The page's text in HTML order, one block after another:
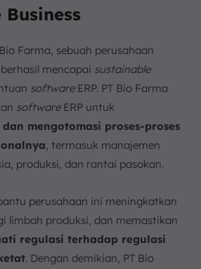
Farma, sebuah perusahaan
mencapai sustainable
softwareERP. PT Bio Farma
softwareERP untuk
mengotomasi proses-proses
, termasuk manajemen
produksi, dan rantai pasokan.
perusahaan ini meningkatkan
limbah produksi, dan memastikan
regulasi terhadap regulasi
. Dengan demikian, PT Bio